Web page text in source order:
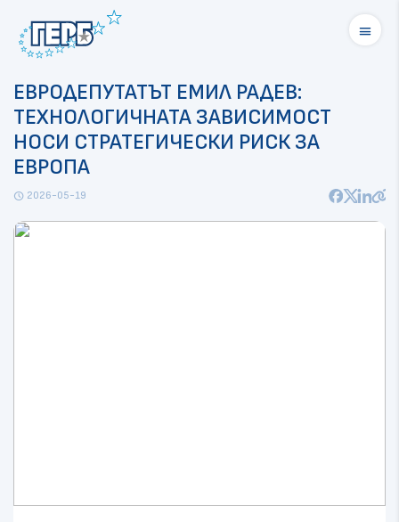
menu
ЕВРОДЕПУТАТЪТ ЕМИЛ РАДЕВ:
ТЕХНОЛОГИЧНАТА ЗАВИСИМОСТ
НОСИ СТРАТЕГИЧЕСКИ РИСК ЗА
ЕВРОПА
schedule 2026-05-19